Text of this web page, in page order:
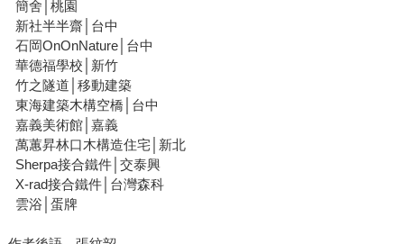
簡舍│桃園
新社半半齋│台中
石岡OnOnNature│台中
華德福學校│新竹
竹之隧道│移動建築
東海建築木構空橋│台中
嘉義美術館│嘉義
萬蕙昇林口木構造住宅│新北
Sherpa接合鐵件│交泰興
X-rad接合鐵件│台灣森科
雲浴│蛋牌